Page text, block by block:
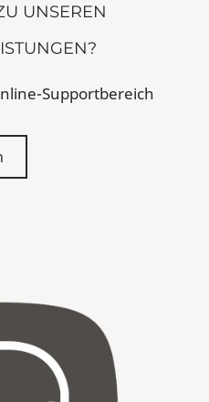
UNSEREN
Supportbereich